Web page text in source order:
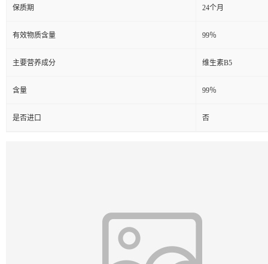
保质期 24个月
有效物质含量 99％
主要营养成分 维生素B5
含量 99％
是否进口 否